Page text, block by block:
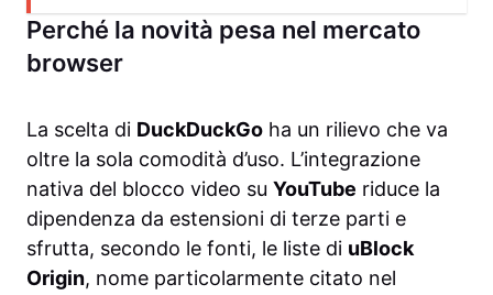
Perché la novità pesa nel mercato
browser
La scelta di DuckDuckGo ha un rilievo che va
oltre la sola comodità d’uso. L’integrazione
nativa del blocco video su YouTube riduce la
dipendenza da estensioni di terze parti e
sfrutta, secondo le fonti, le liste di uBlock
Origin, nome particolarmente citato nel